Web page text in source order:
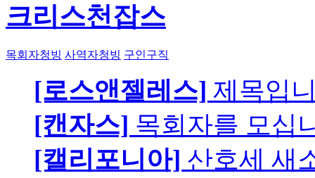
크리스천잡스
목회자청빙 사역자청빙 구인구직
[로스앤젤레스] 제목입
[캔자스] 목회자를 모십
[캘리포니아] 산호세 새